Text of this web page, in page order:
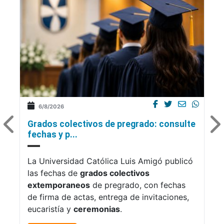
6/8/2026
Grados colectivos de pregrado: consulte
fechas y p...
La Universidad Católica Luis Amigó publicó
las fechas de grados colectivos
extemporaneos de pregrado, con fechas
de firma de actas, entrega de invitaciones,
eucaristía y ceremonias.